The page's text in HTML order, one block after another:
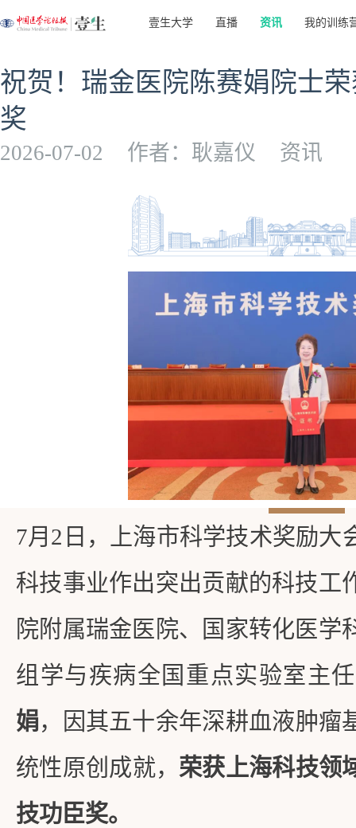
壹生大学 直播 资讯 我的训练
祝贺！瑞金医院陈赛娟院士
奖
2026-07-02 作者：耿嘉仪 资讯
7月2日，上海市科学技术奖励大
科技事业作出突出贡献的科技工
院附属瑞金医院、国家转化医学
组学与疾病全国重点实验室主
娟，因其五十余年深耕血液肿瘤
统性原创成就，荣获上海科技
技功臣奖。